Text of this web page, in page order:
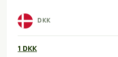
DKK
1 DKK